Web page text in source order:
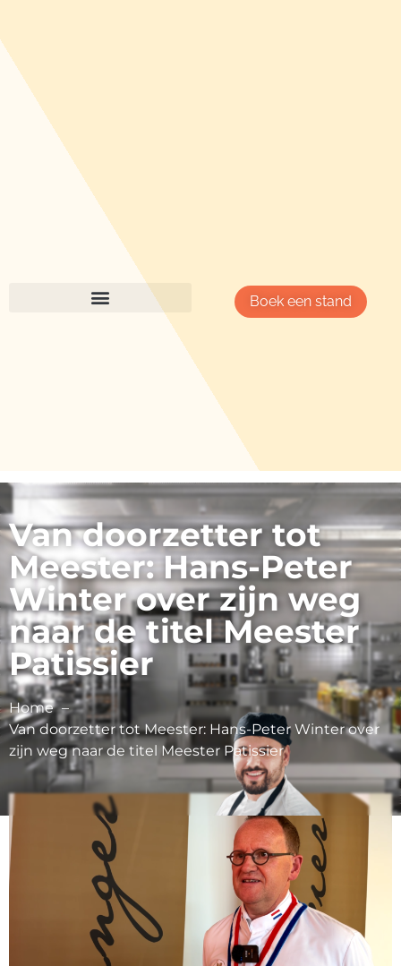
Boek een stand
Van doorzetter tot
Meester: Hans-Peter
Winter over zijn weg
naar de titel Meester
Patissier
Home
Van doorzetter tot Meester: Hans-Peter Winter over
zijn weg naar de titel Meester Patissier